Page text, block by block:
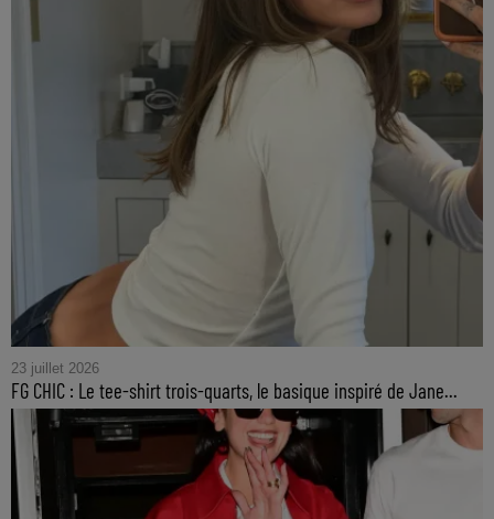
23 juillet 2026
FG CHIC : Le tee-shirt trois-quarts, le basique inspiré de Jane...